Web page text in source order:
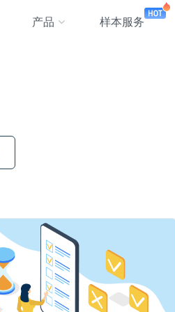
产品 样本服务